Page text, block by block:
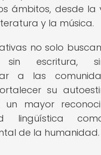
ámbitos, desde la
y la música.
no solo
sin escritura,
a las
su
un mayor
lingüística
de la humanidad.